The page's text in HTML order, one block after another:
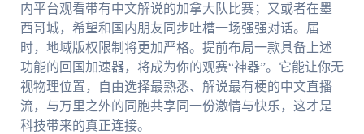
内平台观看带有中文解说的加拿大队比赛；又或者在墨
西哥城，希望和国内朋友同步吐槽一场强强对话。届
时，地域版权限制将更加严格。提前布局一款具备上述
功能的回国加速器，将成为你的观赛“神器”。它能让你无
视物理位置，自由选择最熟悉、解说最有梗的中文直播
流，与万里之外的同胞共享同一份激情与快乐，这才是
科技带来的真正连接。